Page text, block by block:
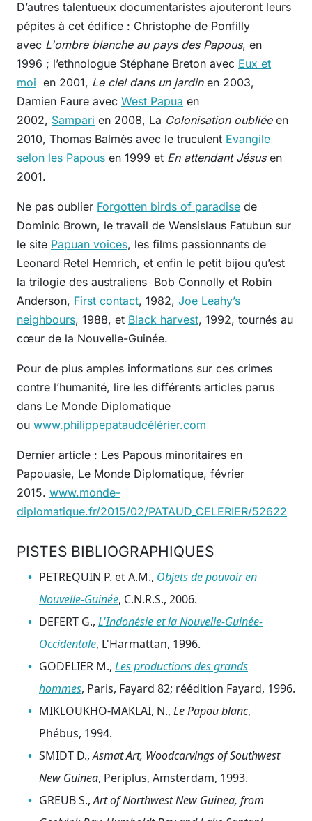
D’autres talentueux documentaristes ajouteront leurs
pépites à cet édifice : Christophe de Ponfilly
avec L'ombre blanche au pays des Papous, en
1996 ; l’ethnologue Stéphane Breton avec Eux et
moi en 2001, Le ciel dans un jardinen 2003,
Damien Faure avec West Papua en
2002, Sampari en 2008, La Colonisation oubliéeen
2010, Thomas Balmès avec le truculent Evangile
selon les Papous en 1999 et En attendant Jésusen
2001.
Ne pas oublier Forgotten birds of paradise de
Dominic Brown, le travail de Wensislaus Fatubun sur
le site Papuan voices, les films passionnants de
Leonard Retel Hemrich, et enfin le petit bijou qu’est
la trilogie des australiens Bob Connolly et Robin
Anderson, First contact, 1982, Joe Leahy’s
neighbours, 1988, et Black harvest, 1992, tournés au
cœur de la Nouvelle-Guinée.
Pour de plus amples informations sur ces crimes
contre l’humanité, lire les différents articles parus
dans Le Monde Diplomatique
ou www.philippepataudcélérier.com
Dernier article : Les Papous minoritaires en
Papouasie, Le Monde Diplomatique, février
2015. www.monde-
diplomatique.fr/2015/02/PATAUD_CELERIER/52622
PISTES BIBLIOGRAPHIQUES
PETREQUIN P. et A.M., Objets de pouvoir en
Nouvelle-Guinée, C.N.R.S., 2006.
DEFERT G., L'Indonésie et la Nouvelle-Guinée-
Occidentale, L'Harmattan, 1996.
GODELIER M., Les productions des grands
hommes, Paris, Fayard 82; réédition Fayard, 1996.
MIKLOUKHO-MAKLAÏ, N., Le Papou blanc,
Phébus, 1994.
SMIDT D.,Asmat Art, Woodcarvings of Southwest
New Guinea, Periplus, Amsterdam, 1993.
GREUB S.,Art of Northwest New Guinea, from